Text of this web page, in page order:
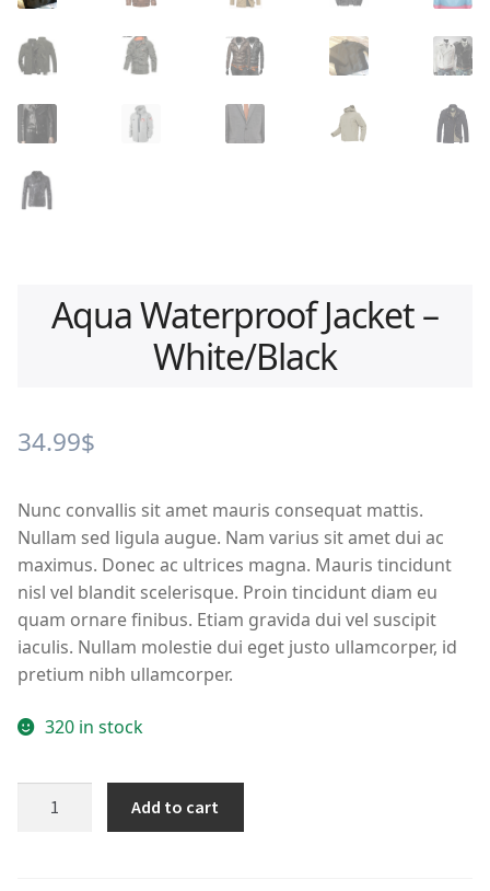
Aqua Waterproof Jacket –
White/Black
34.99$
Nunc convallis sit amet mauris consequat mattis.
Nullam sed ligula augue. Nam varius sit amet dui ac
maximus. Donec ac ultrices magna. Mauris tincidunt
nisl vel blandit scelerisque. Proin tincidunt diam eu
quam ornare finibus. Etiam gravida dui vel suscipit
iaculis. Nullam molestie dui eget justo ullamcorper, id
pretium nibh ullamcorper.
320 in stock
Add to cart